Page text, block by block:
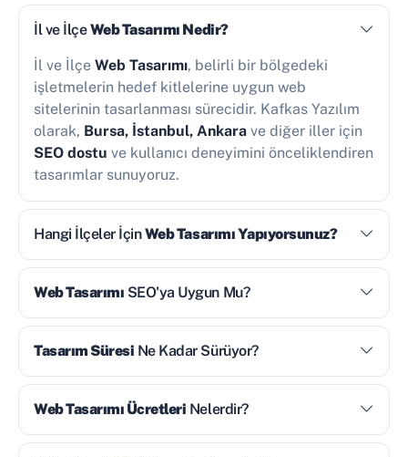
İl ve İlçeWeb Tasarımı Nedir?
İl ve İlçe Web Tasarımı, belirli bir bölgedeki
işletmelerin hedef kitlelerine uygun web
sitelerinin tasarlanması sürecidir. Kafkas Yazılım
olarak, Bursa, İstanbul, Ankara ve diğer iller için
SEO dostu ve kullanıcı deneyimini önceliklendiren
tasarımlar sunuyoruz.
Hangi İlçeler İçinWeb Tasarımı Yapıyorsunuz?
Web Tasarımı SEO'ya Uygun Mu?
Tasarım Süresi Ne Kadar Sürüyor?
Web Tasarımı Ücretleri Nelerdir?